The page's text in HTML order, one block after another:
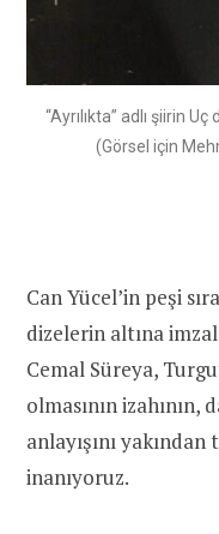
“Ayrılıkta” adlı şiirin
(Görsel için
Can Yücel’in peşi
dizelerin altına
Cemal Süreya,
olmasının
anlayışını
inanıyoruz.